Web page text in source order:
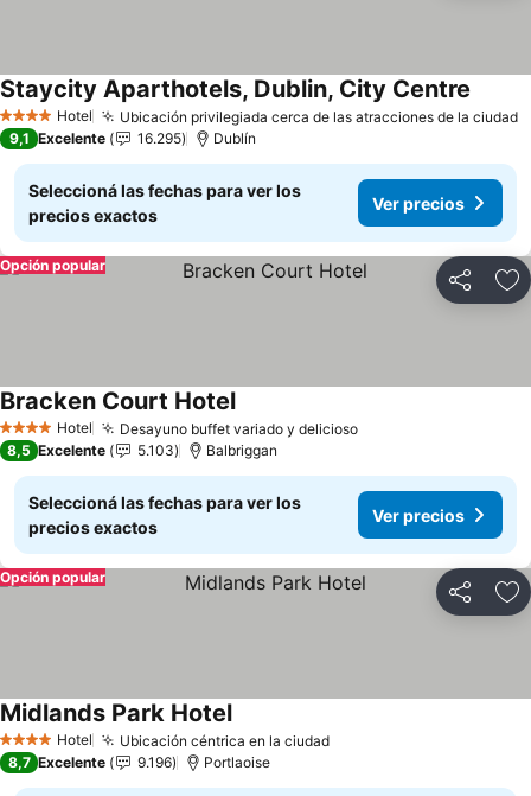
4 EstrellasHotel Ubicación privilegiada cerca de las atracciones de la ciudad
Staycity Aparthotels, Dublin, City Centre
9,1 Excelente 16.295 Dublín
Seleccioná las fechas para ver los
precios exactos
Ver precios
Compartir
Opción popular
4 EstrellasHotel Desayuno buffet variado y deliciosoVer precios
Bracken Court HotelVer precios
8,5 Excelente 5.103 Balbriggan
Seleccioná las fechas para ver los
precios exactos
Ver precios
Compartir
Opción popular
4 EstrellasHotel Ubicación céntrica en la ciudadVer precios
Midlands Park HotelVer precios
8,7 Excelente 9.196 Portlaoise